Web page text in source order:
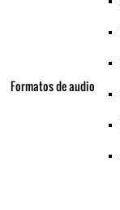
Formatos de audio